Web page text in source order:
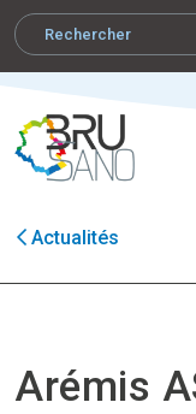
Actualités
Arémis